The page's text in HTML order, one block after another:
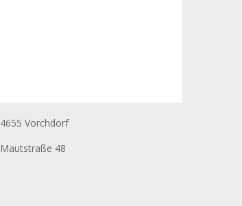
4655 Vorchdorf
Mautstraße 48